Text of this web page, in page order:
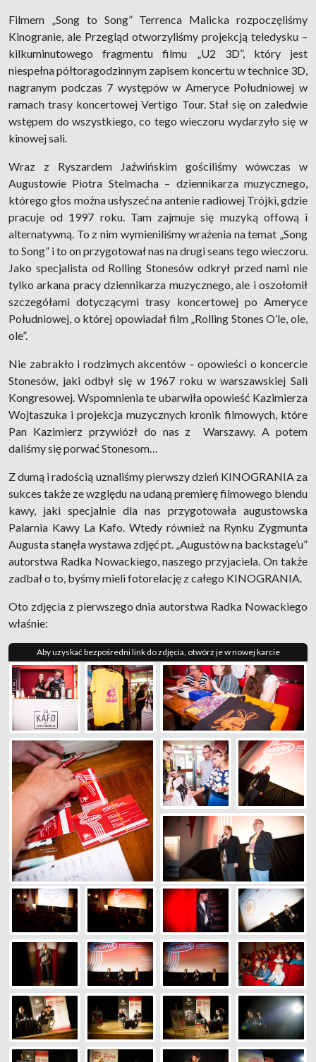
Filmem „Song to Song” Terrenca Malicka rozpoczęliśmy
Kinogranie, ale Przegląd otworzyliśmy projekcją teledysku –
kilkuminutowego fragmentu filmu „U2 3D”, który jest
niespełna półtoragodzinnym zapisem koncertu w technice 3D,
nagranym podczas 7 występów w Ameryce Południowej w
ramach trasy koncertowej Vertigo Tour. Stał się on zaledwie
wstępem do wszystkiego, co tego wieczoru wydarzyło się w
kinowej sali.
Wraz z Ryszardem Jaźwińskim gościliśmy wówczas w
Augustowie Piotra Stelmacha – dziennikarza muzycznego,
którego głos można usłyszeć na antenie radiowej Trójki, gdzie
pracuje od 1997 roku. Tam zajmuje się muzyką offową i
alternatywną. To z nim wymieniliśmy wrażenia na temat „Song
to Song” i to on przygotował nas na drugi seans tego wieczoru.
Jako specjalista od Rolling Stonesów odkrył przed nami nie
tylko arkana pracy dziennikarza muzycznego, ale i oszołomił
szczegółami dotyczącymi trasy koncertowej po Ameryce
Południowej, o której opowiadał film „Rolling Stones O’le, ole,
ole”.
Nie zabrakło i rodzimych akcentów – opowieści o koncercie
Stonesów, jaki odbył się w 1967 roku w warszawskiej Sali
Kongresowej. Wspomnienia te ubarwiła opowieść Kazimierza
Wojtaszuka i projekcja muzycznych kronik filmowych, które
Pan Kazimierz przywiózł do nas z Warszawy. A potem
daliśmy się porwać Stonesom…
Z dumą i radością uznaliśmy pierwszy dzień KINOGRANIA za
sukces także ze względu na udaną premierę filmowego blendu
kawy, jaki specjalnie dla nas przygotowała augustowska
Palarnia Kawy La Kafo. Wtedy również na Rynku Zygmunta
Augusta stanęła wystawa zdjęć pt. „Augustów na backstage’u”
autorstwa Radka Nowackiego, naszego przyjaciela. On także
zadbał o to, byśmy mieli fotorelację z całego KINOGRANIA.
Oto zdjęcia z pierwszego dnia autorstwa Radka Nowackiego
właśnie:
Aby uzyskać bezpośredni link do zdjęcia, otwórz je w nowej karcie